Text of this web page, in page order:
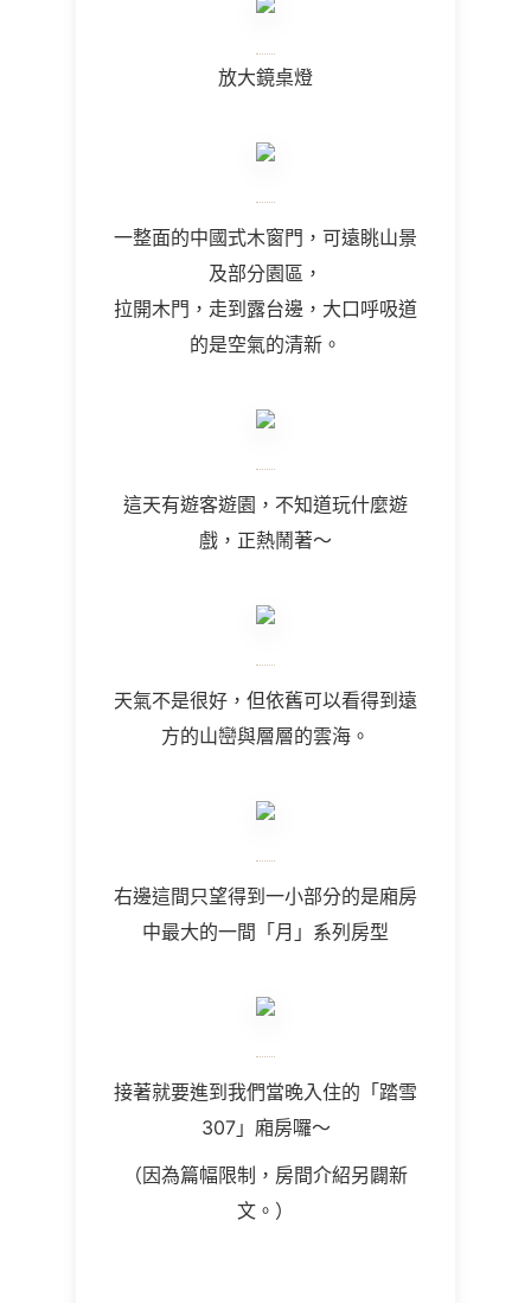
放大鏡桌燈
一整面的中國式木窗門，可遠眺山景
及部分園區，
拉開木門，走到露台邊，大口呼吸道
的是空氣的清新。
這天有遊客遊園，不知道玩什麼遊
戲，正熱鬧著～
天氣不是很好，但依舊可以看得到遠
方的山巒與層層的雲海。
右邊這間只望得到一小部分的是廂房
中最大的一間「月」系列房型
接著就要進到我們當晚入住的「踏雪
307」廂房囉～
（因為篇幅限制，房間介紹另闢新
文。）